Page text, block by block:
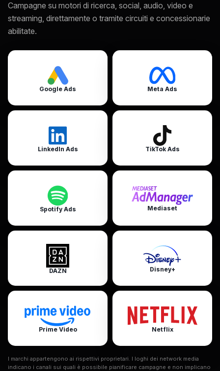
Campagne su motori di ricerca, social, audio, video e
streaming, direttamente o tramite circuiti e concessionarie
abilitate.
Google Ads Meta Ads
LinkedIn Ads TikTok Ads
Spotify Ads Mediaset
DAZN Disney+
Prime Video Netflix
I marchi appartengono ai rispettivi proprietari. I loghi dei network media
indicano i canali sui quali è possibile pianificare campagne e non implicano